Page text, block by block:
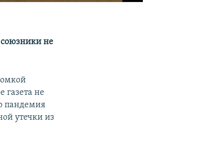
союзники не
газета не
пандемия
утечки из